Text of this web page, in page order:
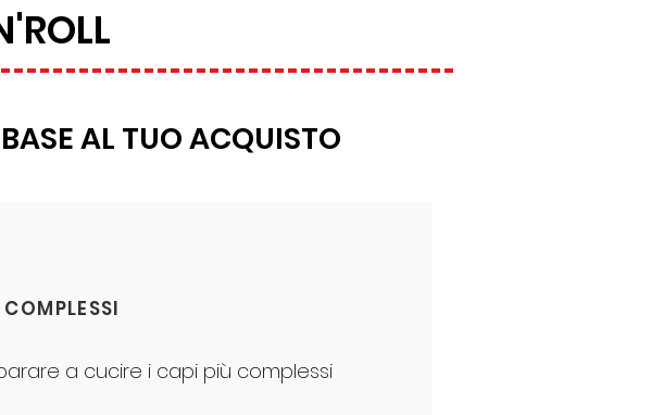
AL TUO ACQUISTO
a cucire i capi più complessi